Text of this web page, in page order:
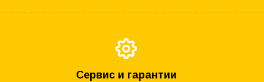
Сервис и гарантии